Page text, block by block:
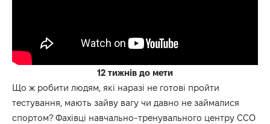
12 тижнів до мети
Що ж робити людям, які наразі не готові пройти
тестування, мають зайву вагу чи давно не займалися
спортом? Фахівці навчально-тренувального центру ССО